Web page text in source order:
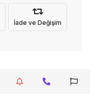
İade ve Değişim